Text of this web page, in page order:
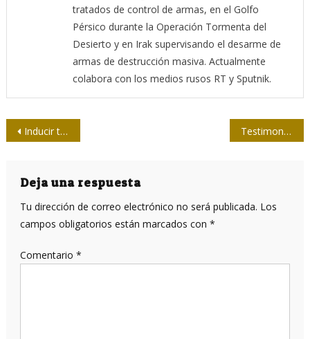
tratados de control de armas, en el Golfo
Pérsico durante la Operación Tormenta del
Desierto y en Irak supervisando el desarme de
armas de destrucción masiva. Actualmente
colabora con los medios rusos RT y Sputnik.
Navegación
entradas
Inducir tolerancia, salvar vidas: La historia clínica de Jusvinza Testimonia ACNU admiración por el periodista cubano Pedro Martínez Pirez
Deja una respuesta
Tu dirección de correo electrónico no será publicada. Los
campos obligatorios están marcados con *
Comentario *